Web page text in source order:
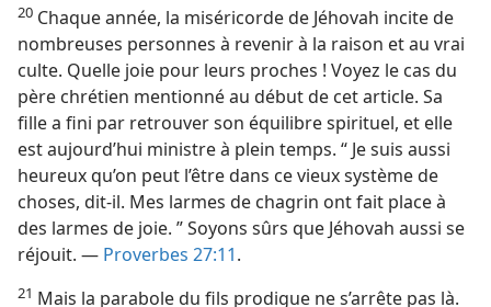
20 Chaque année, la miséricorde de Jéhovah incite de
nombreuses personnes à revenir à la raison et au vrai
culte. Quelle joie pour leurs proches ! Voyez le cas du
père chrétien mentionné au début de cet article. Sa
fille a fini par retrouver son équilibre spirituel, et elle
est aujourd’hui ministre à plein temps. “ Je suis aussi
heureux qu’on peut l’être dans ce vieux système de
choses, dit-​il. Mes larmes de chagrin ont fait place à
des larmes de joie. ” Soyons sûrs que Jéhovah aussi se
réjouit. — Proverbes 27:11.
21 Mais la parabole du fils prodigue ne s’arrête pas là.